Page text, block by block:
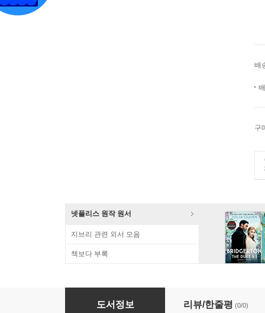
배
구
넷플리스 원작 원서
지브리 관련 외서 모음
책보다 부록
Transcendence and Linear Relations of 1-
도서정보 리뷰/한줄평 (0/0)